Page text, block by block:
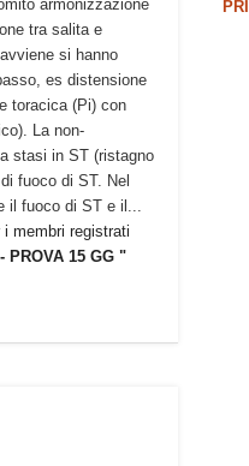
armonizzazione
tra salita e
si hanno
es distensione
toracica (Pi) con
La non-
stasi in ST (ristagno
fuoco di ST. Nel
fuoco di ST e il...
membri registrati
PROVA 15 GG "